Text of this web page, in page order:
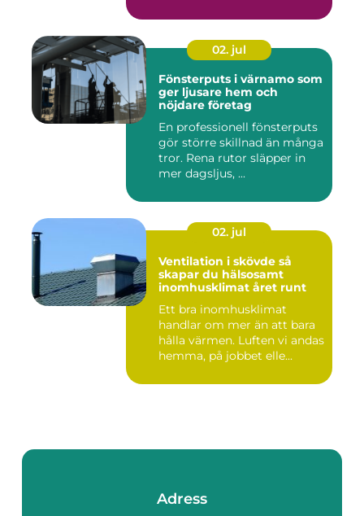
02. jul
Fönsterputs i värnamo som
ger ljusare hem och
nöjdare företag
En professionell fönsterputs
gör större skillnad än många
tror. Rena rutor släpper in
mer dagsljus, ...
02. jul
Ventilation i skövde så
skapar du hälsosamt
inomhusklimat året runt
Ett bra inomhusklimat
handlar om mer än att bara
hålla värmen. Luften vi andas
hemma, på jobbet elle...
Adress